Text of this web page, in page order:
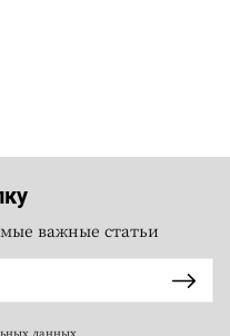
важные статьи
данных